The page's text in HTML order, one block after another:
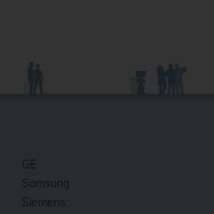
GE
Samsung
Siemens